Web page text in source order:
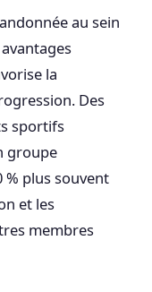
au sein
la
Des
sportifs
groupe
% plus souvent
et les
membres